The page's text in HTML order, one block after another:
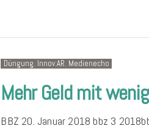
Düngung, Innov.AR, Medienecho
Mehr Geld mit
BBZ 20. Januar 2018 bbz 3